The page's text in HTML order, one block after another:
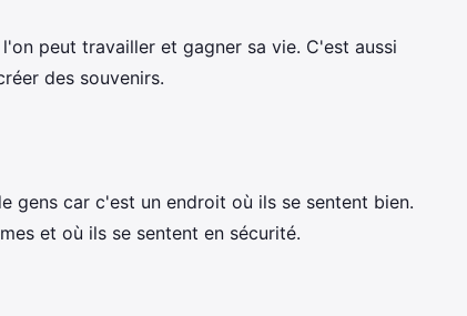
peut travailler et gagner sa vie. C'est aussi
des souvenirs.
gens car c'est un endroit où ils se sentent bien.
et où ils se sentent en sécurité.